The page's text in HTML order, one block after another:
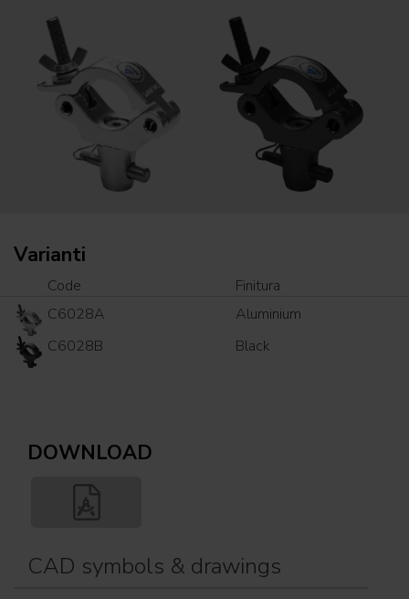
Varianti
Code
Finitura
C6028A
Aluminium
C6028B
Black
DOWNLOAD
CAD symbols & drawings